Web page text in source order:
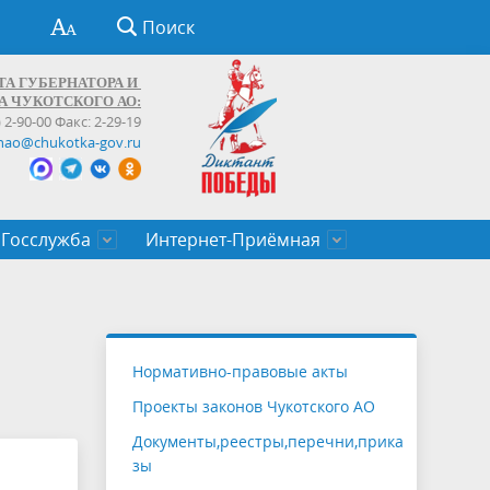
Поиск
ГУБЕРНАТОРА И
ЧУКОТСКОГО АО:
2-90-00 Факс: 2-29-19
gov.ru
Госслужба
служащих Чукотского автономного
Интернет-Приёмная
Нормативно-правовые акты
Проекты законов Чукотского АО
Документы,реестры,перечни,прика
зы